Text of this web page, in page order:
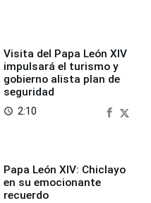
Visita del Papa León XIV
impulsará el turismo y
gobierno alista plan de
seguridad
access_time 2:10
Papa León XIV: Chiclayo
en su emocionante
recuerdo